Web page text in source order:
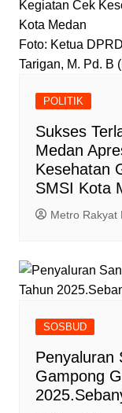
Foto: Ketua
Tarigan, M. Pd. B
POLITIK
Sukses
Medan
Kesehatan
SMSI Kota
Metro Rakyat
SOSBUD
Penyaluran
Gampong